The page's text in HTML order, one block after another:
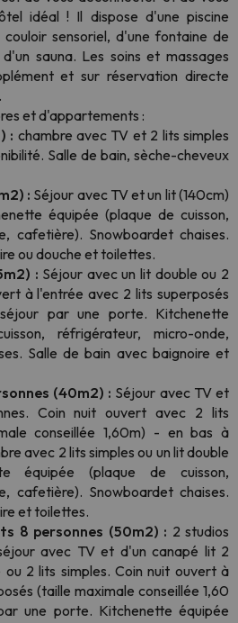
idéal ! Il dispose d'une piscine
sensoriel, d'une fontaine de
sauna. Les soins et massages
et sur réservation directe
et d'appartements :
: chambre avec TV et 2 lits simples
Salle de bain, sèche-cheveux
: Séjour avec TV et un lit (140cm)
équipée (plaque de cuisson,
cafetière). Snowboardet chaises.
ou douche et toilettes.
: Séjour avec un lit double ou 2
à l'entrée avec 2 lits superposés
par une porte. Kitchenette
réfrigérateur, micro-onde,
Salle de bain avec baignoire et
(40m2) : Séjour avec TV et
Coin nuit ouvert avec 2 lits
conseillée 1,60m) - en bas à
avec 2 lits simples ou un lit double
équipée (plaque de cuisson,
cafetière). Snowboardet chaises.
et toilettes.
8 personnes (50m2) : 2 studios
avec TV et d'un canapé lit 2
ou 2 lits simples. Coin nuit ouvert à
(taille maximale conseillée 1,60
une porte. Kitchenette équipée